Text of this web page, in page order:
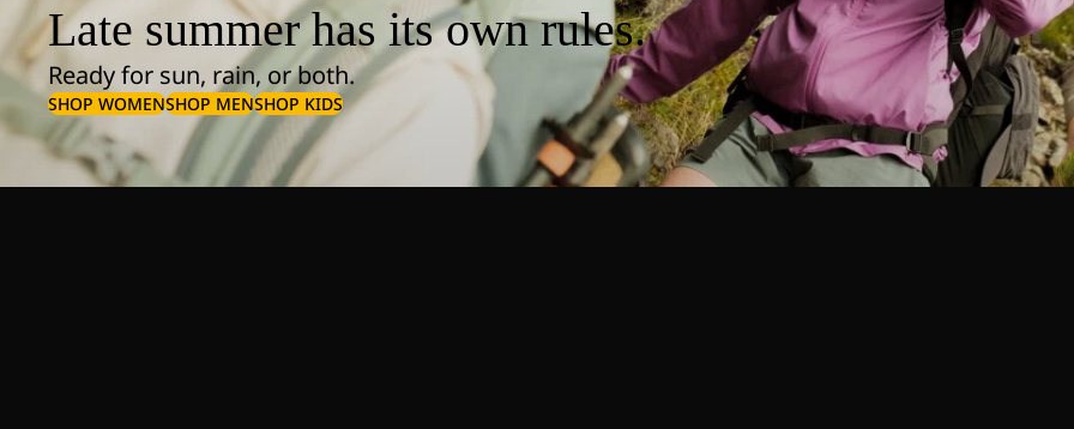
Late summer has its own rules.
Ready for sun, rain, or both.
SHOP WOMENSHOP MENSHOP KIDS